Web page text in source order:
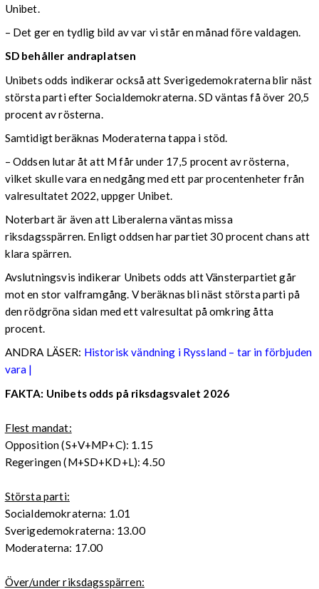
Unibet.
– Det ger en tydlig bild av var vi står en månad före valdagen.
SD behåller andraplatsen
Unibets odds indikerar också att Sverigedemokraterna blir näst
största parti efter Socialdemokraterna. SD väntas få över 20,5
procent av rösterna.
Samtidigt beräknas Moderaterna tappa i stöd.
– Oddsen lutar åt att M får under 17,5 procent av rösterna,
vilket skulle vara en nedgång med ett par procentenheter från
valresultatet 2022, uppger Unibet.
Noterbart är även att Liberalerna väntas missa
riksdagsspärren. Enligt oddsen har partiet 30 procent chans att
klara spärren.
Avslutningsvis indikerar Unibets odds att Vänsterpartiet går
mot en stor valframgång. V beräknas bli näst största parti på
den rödgröna sidan med ett valresultat på omkring åtta
procent.
ANDRA LÄSER: Historisk vändning i Ryssland – tar in förbjuden
vara |
FAKTA: Unibets odds på riksdagsvalet 2026
Flest mandat:
Opposition (S+V+MP+C): 1.15
Regeringen (M+SD+KD+L): 4.50
Största parti:
Socialdemokraterna: 1.01
Sverigedemokraterna: 13.00
Moderaterna: 17.00
Över/under riksdagsspärren: